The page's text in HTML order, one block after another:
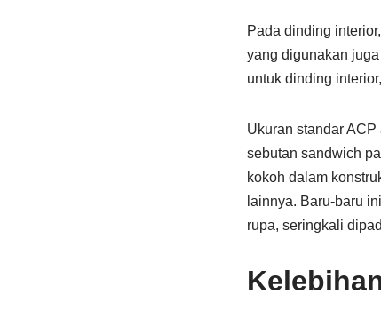
Pada dinding
yang digunakan
untuk dinding
Ukuran standar
sebutan sandwich
kokoh dalam
lainnya. Baru-baru
rupa, seringkali